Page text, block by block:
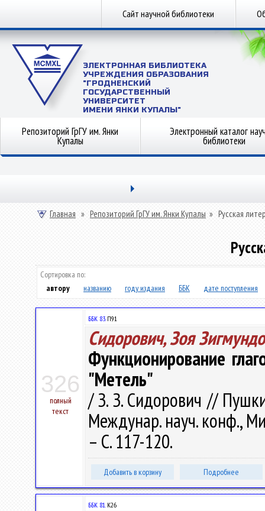
Сайт научной библиотеки
ЭЛЕКТРОННАЯ БИБЛИОТЕКА
УЧРЕЖДЕНИЯ ОБРАЗОВАНИЯ
"ГРОДНЕНСКИЙ
ГОСУДАРСТВЕННЫЙ
УНИВЕРСИТЕТ
ИМЕНИ ЯНКИ КУПАЛЫ"
Репозиторий ГрГУ им. Янки
Купалы
Электронный каталог
библиотеки
Главная » Репозиторий ГрГУ им. Янки Купалы » Русская
Сортировка по:
автору
названию году издания ББК дате поступления
326
полный
текст
ББК 83.П91
Сидорович, Зоя
Функционирование
"Метель"
/ З. З. Сидорович //
Междунар. науч. конф.,
– С. 117-120.
Добавить в корзину Подробнее
ББК 81.К26